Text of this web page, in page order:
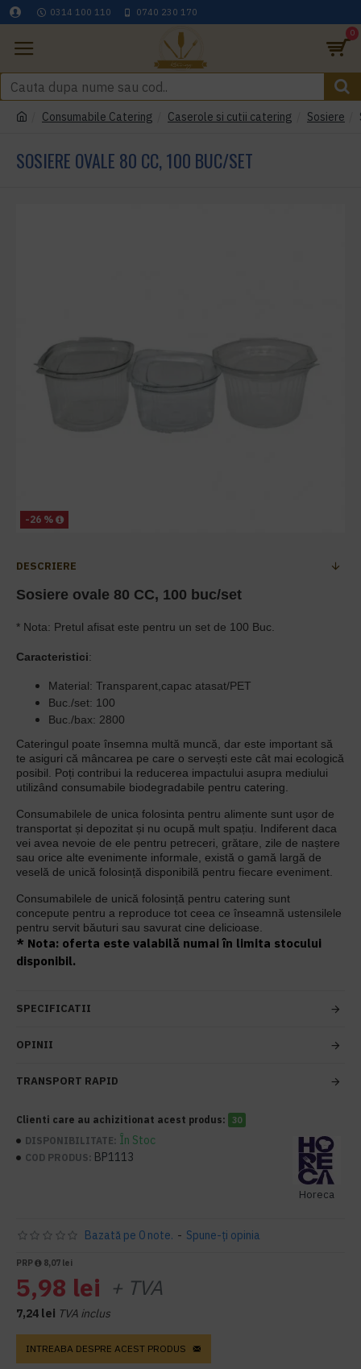
0314 100 110 0740 230 170
0
Consumabile Catering Caserole si cutii catering Sosiere
SOSIERE OVALE 80 CC, 100 BUC/SET
-26 %
DESCRIERE
Sosiere ovale 80 CC, 100 buc/set
* Nota: Pretul afisat este pentru un set de 100 Buc.
Caracteristici:
Material: Transparent,capac atasat/PET
Buc./set: 100
Buc./bax: 2800
Cateringul poate însemna multă muncă, dar este important să
te asiguri că mâncarea pe care o servești este cât mai ecologică
posibil. Poți contribui la reducerea impactului asupra mediului
utilizând consumabile biodegradabile pentru catering.
Consumabilele de unica folosinta pentru alimente sunt ușor de
transportat și depozitat și nu ocupă mult spațiu. Indiferent daca
vei avea nevoie de ele pentru petreceri, grătare, zile de naștere
sau orice alte evenimente informale, există o gamă largă de
veselă de unică folosință disponibilă pentru fiecare eveniment.
Consumabilele de unică folosință pentru catering sunt
concepute pentru a reproduce tot ceea ce înseamnă ustensilele
pentru servit băuturi sau savurat cine delicioase.
* Nota: oferta este valabilă numai în limita stocului
disponibil.
SPECIFICATII
OPINII
TRANSPORT RAPID
Clienti care au achizitionat acest produs: 30
DISPONIBILITATE: În Stoc
COD PRODUS: BP1113
Horeca
Bazată pe 0 note. - Spune-ţi opinia
PRP 8,07 lei
5,98 lei + TVA
7,24 lei TVA inclus
INTREABA DESPRE ACEST PRODUS